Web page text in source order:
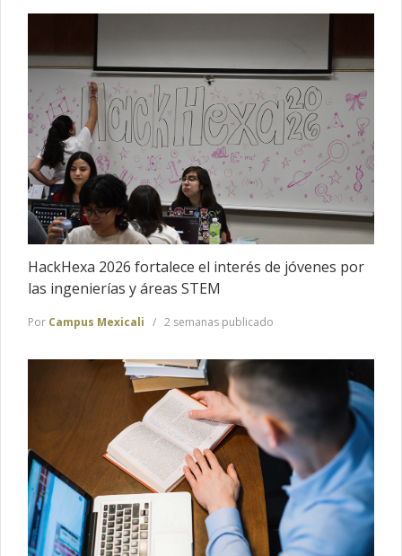
HackHexa 2026 fortalece el interés de jóvenes por
las ingenierías y áreas STEM
Por Campus Mexicali 2 semanas publicado